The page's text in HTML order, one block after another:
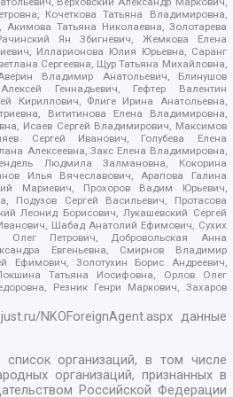
Кочеткова Татьяна Владимировна,
Акимова Татьяна Николаевна, Золотарева
Ян Збигневич, Жемкова Елена
Илларионова Юлия Юрьевна, Саранг
Сергеевна, Щур Татьяна Михайловна,
Владимир Анатольевич, Блинушов
Геннадьевич, Гефтер Валентин
Кириллович, Флиге Ирина Анатольевна,
Вититинова Елена Владимировна,
Исаев Сергей Владимирович, Максимов
Сергей Иванович, Голубева Елена
Алексеевна, Закс Елена Владимировна,
Людмила Залмановна, Кокорина
Илья Вячеславович, Арапова Галина
Мариевич, Прохоров Вадим Юрьевич,
Подузов Сергей Васильевич, Протасова
Леонид Борисович, Лукашевский Сергей
Шабад Анатолий Ефимович, Сухих
Петрович, Добровольская Анна
Евгеньевна, Смирнов Владимир
Ефимович, Золотухин Борис Андреевич,
Татьяна Иосифовна, Орлов Олег
Резник Генри Маркович, Захаров
NKOForeignAgent.aspxданные
организаций, в том числе
организаций, признанных в
Российской Федерации